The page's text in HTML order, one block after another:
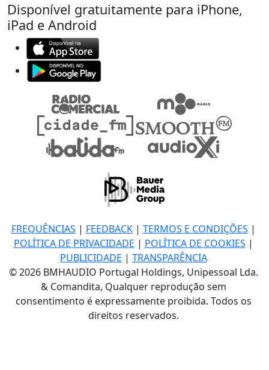
Disponível gratuitamente para iPhone,
iPad e Android
FREQUÊNCIAS | FEEDBACK| TERMOS E CONDIÇÕES |
POLÍTICA DE PRIVACIDADE | POLÍTICA DE COOKIES |
PUBLICIDADE | TRANSPARÊNCIA
© 2026 BMHAUDIO Portugal Holdings, Unipessoal Lda.
& Comandita, Qualquer reprodução sem
consentimento é expressamente proibida. Todos os
direitos reservados.